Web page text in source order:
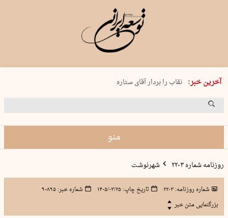
آخرین خبر:
پنجشنبه 15 مرداد 1405 شماره 2243
نقاب را بردار آقای ستاره
کدام فوتبال؟
منو
روزنامه شماره ۲۲۰۳ شهرنوشت
شماره روزنامه:۲۲۰۳ تاریخ چاپ:۱۴۰۵/۰۳/۲۵ شماره خبر:۹۰۸۹۵
بزرگنمایی متن خبر